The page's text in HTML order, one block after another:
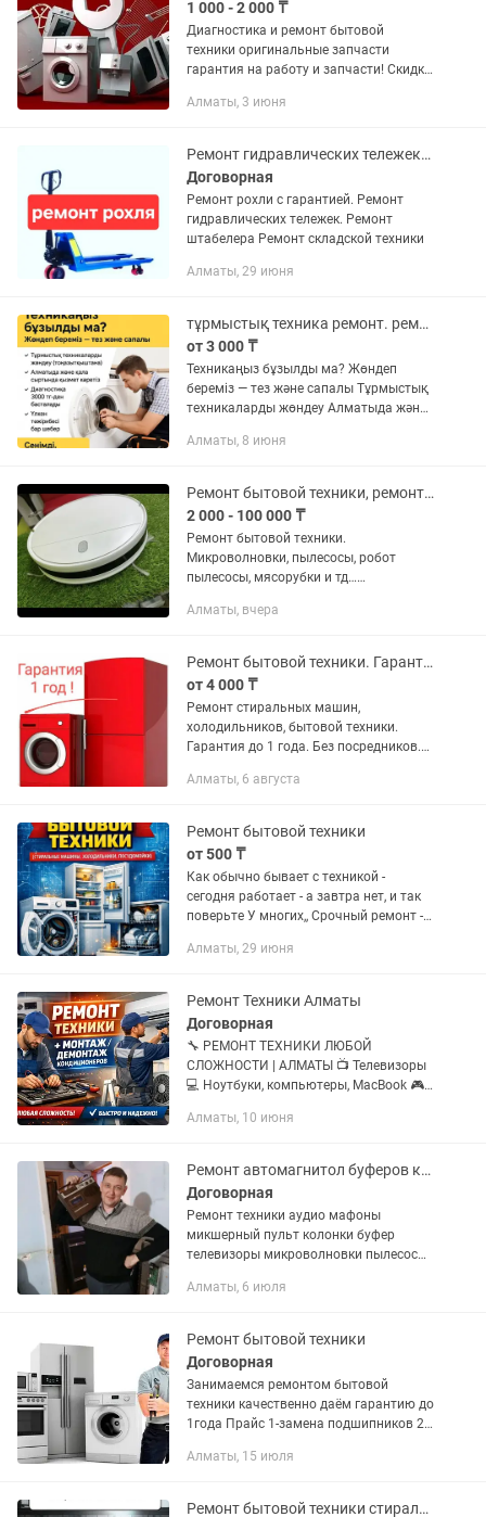
1 000 - 2 000 ₸
Диагностика и ремонт бытовой
техники оригинальные запчасти
гарантия на работу и запчасти! Скидки
Алматы, 3 июня
Ремонт гидравлических тележек. Обслуживание складской техники. ремонт рохли
Договорная
Ремонт рохли с гарантией. Ремонт
гидравлических тележек. Ремонт
штабелера Ремонт складской техники
Алматы, 29 июня
тұрмыстық техника ремонт. ремонт стиральной машины. ремонт духовки .ремонт
от 3 000 ₸
Техникаңыз бұзылды ма? Жөндеп
береміз — тез және сапалы Тұрмыстық
техникаларды жөндеу Алматыда және
Диагностика 3000 тг-ден басталады
Алматы, 8 июня
Ремонт бытовой техники, ремонт мелкой быт. техники. Ремонт робот пылесосов
2 000 - 100 000 ₸
Ремонт бытовой техники.
Микроволновки, пылесосы, робот
пылесосы, мясорубки и тд…
Алматы, вчера
Ремонт бытовой техники. Гарантия 1 год.
от 4 000 ₸
Ремонт стиральных машин,
холодильников, бытовой техники.
Гарантия до 1 года. Без посредников.
Качественно. ИП "ТВ-Сервис"
Алматы, 6 августа
Ремонт бытовой техники
от 500 ₸
Как обычно бывает с техникой -
сегодня работает - а завтра нет, и так
поверьте У многих,, Срочный ремонт -
техники : 1) Варочных поверхностей
Алматы, 29 июня
Ремонт Техники Алматы
Договорная
🔧 РЕМОНТ ТЕХНИКИ ЛЮБОЙ
СЛОЖНОСТИ | АЛМАТЫ 📺 Телевизоры
💻 Ноутбуки, компьютеры, MacBook 🎮
роботы-пылесосы 🍽️ Микроволновки,
Чайники,...
Алматы, 10 июня
Ремонт автомагнитол буферов колонки центр аудио техники и мелкой бытовой Те
Договорная
Ремонт техники аудио мафоны
микшерный пульт колонки буфер
телевизоры микроволновки пылесосы
отремонтировать мы отремонтируем
Алматы, 6 июля
Ремонт бытовой техники
Договорная
Занимаемся ремонтом бытовой
техники качественно даём гарантию до
1года Прайс 1-замена подшипников 2-
чистка бака с разборок 5- реставрация
Алматы, 15 июля
Ремонт бытовой техники стиральных машин кондиционеров